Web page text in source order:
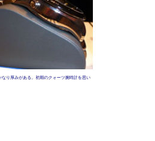
なり厚みがある。初期のクォーツ腕時計を思い